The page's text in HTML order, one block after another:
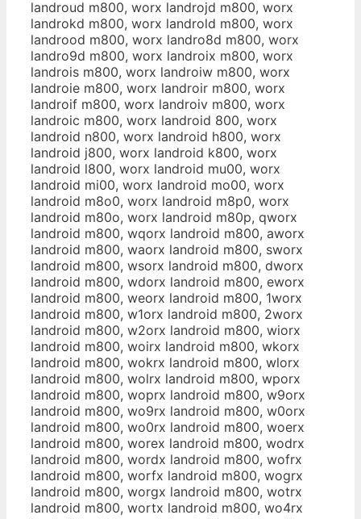
landroud m800, worx landrojd m800, worx
landrokd m800, worx landrold m800, worx
landrood m800, worx landro8d m800, worx
landro9d m800, worx landroix m800, worx
landrois m800, worx landroiw m800, worx
landroie m800, worx landroir m800, worx
landroif m800, worx landroiv m800, worx
landroic m800, worx landroid 800, worx
landroid n800, worx landroid h800, worx
landroid j800, worx landroid k800, worx
landroid l800, worx landroid mu00, worx
landroid mi00, worx landroid mo00, worx
landroid m8o0, worx landroid m8p0, worx
landroid m80o, worx landroid m80p, qworx
landroid m800, wqorx landroid m800, aworx
landroid m800, waorx landroid m800, sworx
landroid m800, wsorx landroid m800, dworx
landroid m800, wdorx landroid m800, eworx
landroid m800, weorx landroid m800, 1worx
landroid m800, w1orx landroid m800, 2worx
landroid m800, w2orx landroid m800, wiorx
landroid m800, woirx landroid m800, wkorx
landroid m800, wokrx landroid m800, wlorx
landroid m800, wolrx landroid m800, wporx
landroid m800, woprx landroid m800, w9orx
landroid m800, wo9rx landroid m800, w0orx
landroid m800, wo0rx landroid m800, woerx
landroid m800, worex landroid m800, wodrx
landroid m800, wordx landroid m800, wofrx
landroid m800, worfx landroid m800, wogrx
landroid m800, worgx landroid m800, wotrx
landroid m800, wortx landroid m800, wo4rx